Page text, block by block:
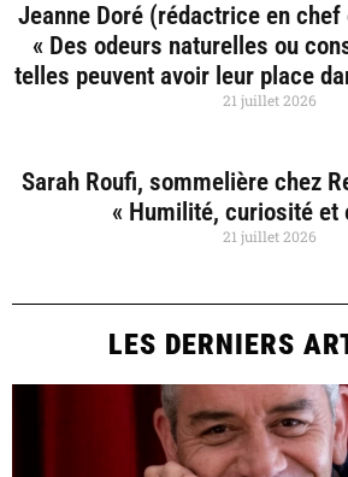
Jeanne Doré (rédactrice en chef
« Des odeurs naturelles ou
telles peuvent avoir leur place
21 juillet 2026
Sarah Roufi, sommelière chez
« Humilité, curiosité et
21 juillet 2026
LES DERNIERS